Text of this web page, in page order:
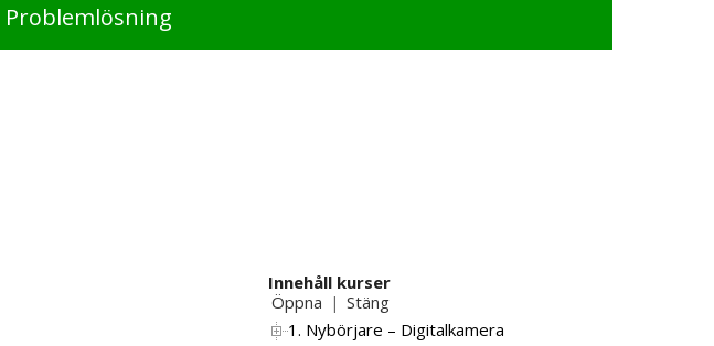
Problemlösning
Innehåll kurser
Öppna | Stäng
1. Nybörjare – Digitalkamera